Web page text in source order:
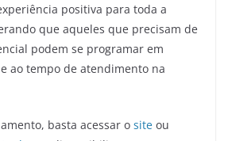
positiva para toda a
que aqueles que precisam de
podem se programar em
ao tempo de atendimento na
basta acessar o site ou